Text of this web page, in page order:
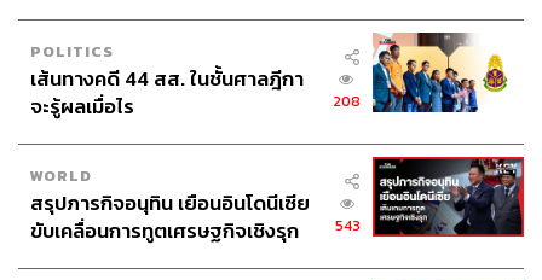
POLITICS
เส้นทางคดี 44 สส. ในชั้นศาลฎีกา
จะรู้ผลเมื่อไร
208
WORLD
สรุปภารกิจอนุทิน เยือนอินโดนีเซีย
ขับเคลื่อนการทูตเศรษฐกิจเชิงรุก
543